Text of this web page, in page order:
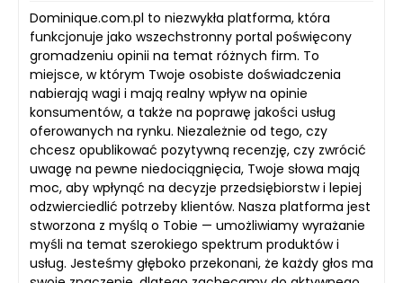
Dominique.com.pl to niezwykła platforma, która
funkcjonuje jako wszechstronny portal poświęcony
gromadzeniu opinii na temat różnych firm. To
miejsce, w którym Twoje osobiste doświadczenia
nabierają wagi i mają realny wpływ na opinie
konsumentów, a także na poprawę jakości usług
oferowanych na rynku. Niezależnie od tego, czy
chcesz opublikować pozytywną recenzję, czy zwrócić
uwagę na pewne niedociągnięcia, Twoje słowa mają
moc, aby wpłynąć na decyzje przedsiębiorstw i lepiej
odzwierciedlić potrzeby klientów. Nasza platforma jest
stworzona z myślą o Tobie — umożliwiamy wyrażanie
myśli na temat szerokiego spektrum produktów i
usług. Jesteśmy głęboko przekonani, że każdy głos ma